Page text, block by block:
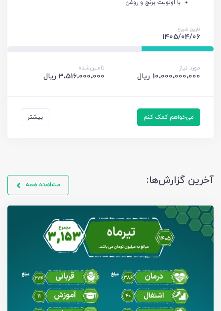
با اولویت برنج و روغن
تاریخ شروع
1405/04/06
مورد نیاز
10،000،000،000 ریال
تامین‌شده
3،516،000،000 ریال
می‌خواهم کمک کنم بیشتر
آخرین گزارش‌ها: مشاهده همه